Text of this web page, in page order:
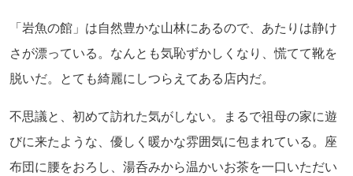
「岩魚の館」は自然豊かな山林にあるので、あたりは静け
さが漂っている。なんとも気恥ずかしくなり、慌てて靴を
脱いだ。とても綺麗にしつらえてある店内だ。
不思議と、初めて訪れた気がしない。まるで祖母の家に遊
びに来たような、優しく暖かな雰囲気に包まれている。座
布団に腰をおろし、湯呑みから温かいお茶を一口いただい